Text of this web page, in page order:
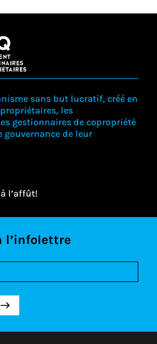
sans but lucratif, créé en
les
gestionnaires de copropriété
gouvernance de leur
l’affût!
l’infolettre